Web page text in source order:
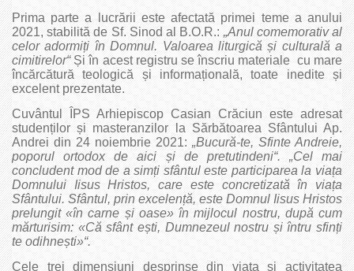
Prima parte a lucrării este afectată primei teme a anului
2021, stabilită de Sf. Sinod al B.O.R.: „Anul comemorativ al
celor adormiți în Domnul. Valoarea liturgică și culturală a
cimitirelor“Și în acest registru se înscriu materiale cu mare
încărcătură teologică și informațională, toate inedite și
excelent prezentate.
Cuvântul ÎPS Arhiepiscop Casian Crăciun este adresat
studenților și masteranzilor la Sărbătoarea Sfântului Ap.
Andrei din 24 noiembrie 2021: „Bucură‑te, Sfinte Andreie,
poporul ortodox de aici și de pretutindeni“. „Cel mai
concludent mod de a simți sfântul este participarea la viața
Domnului Iisus Hristos, care este concretizată în viața
Sfântului. Sfântul, prin excelență, este Domnul Iisus Hristos
prelungit «în carne și oase» în mijlocul nostru, după cum
mărturisim: «Că sfânt ești, Dumnezeul nostru și întru sfinți
te odihnești»“.
Cele trei dimensiuni desprinse din viața și activitatea